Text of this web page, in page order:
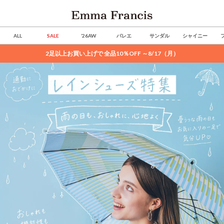
ALL SALE ’26AW バレエ サンダル シャイニー
2足以上お買い上げで 全品10％OFF ～8/17（月）